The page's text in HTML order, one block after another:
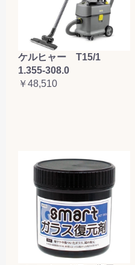
ケルヒャー T15/1
1.355-308.0
￥48,510